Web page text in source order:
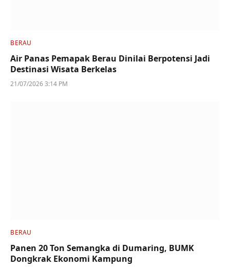
BERAU
Air Panas Pemapak Berau Dinilai Berpotensi Jadi
Destinasi Wisata Berkelas
21/07/2026 3:14 PM
BERAU
Panen 20 Ton Semangka di Dumaring, BUMK
Dongkrak Ekonomi Kampung